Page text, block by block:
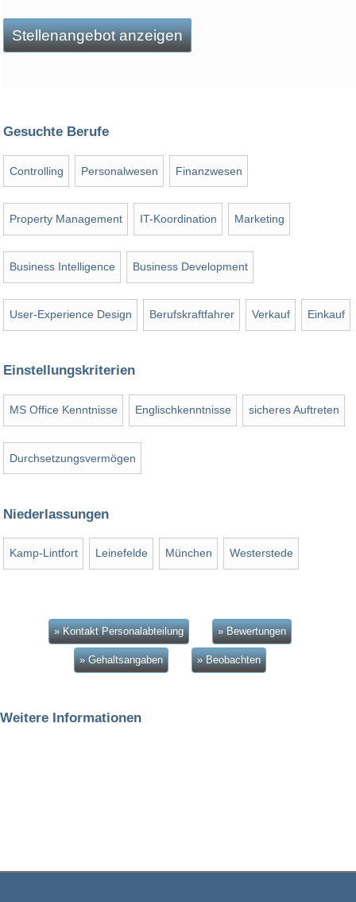
Stellenangebot anzeigen
Gesuchte Berufe
Controlling Personalwesen Finanzwesen
Property Management IT-Koordination Marketing
Business Intelligence Business Development
User-Experience Design Berufskraftfahrer Verkauf Einkauf
Einstellungskriterien
MS Office Kenntnisse Englischkenntnisse sicheres Auftreten
Durchsetzungsvermögen
Niederlassungen
Kamp-Lintfort Leinefelde München Westerstede
» Kontakt Personalabteilung » Bewertungen
» Gehaltsangaben » Beobachten
Weitere Informationen